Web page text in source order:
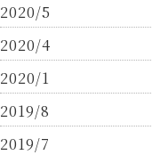
2020/5
2020/4
2020/1
2019/8
2019/7